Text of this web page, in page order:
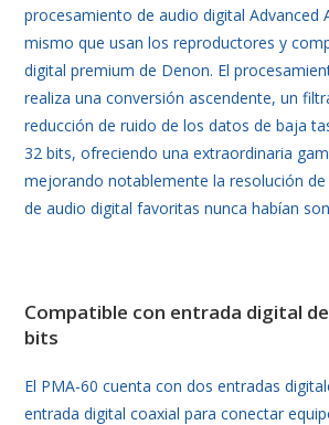
procesamiento de audio digital Advanced
mismo que usan los reproductores y
digital premium de Denon. El
realiza una conversión ascendente, un
reducción de ruido de los datos de baja
32 bits, ofreciendo una extraordinaria
mejorando notablemente la resolución de
de audio digital favoritas nunca habían
Compatible con entrada digital
bits
El PMA-60 cuenta con dos entradas
entrada digital coaxial para conectar